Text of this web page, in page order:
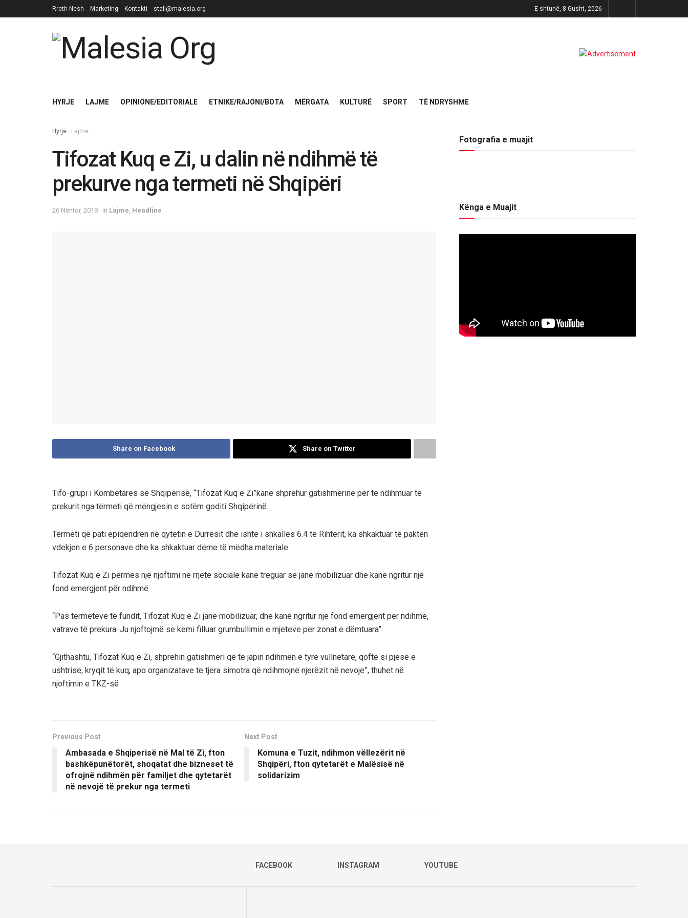
Rreth Nesh Marketing Kontakti stafi@malesia.org E shtunë, 8 Gusht, 2026
HYRJE LAJME OPINIONE/EDITORIALE ETNIKE/RAJONI/BOTA MËRGATA KULTURË SPORT TË NDRYSHME
Hyrje Lajme
Tifozat Kuq e Zi, u dalin në ndihmë të
prekurve nga termeti në Shqipëri
26 Nëntor, 2019 in Lajme Headline
Share on Facebook Share on Twitter
Tifo-grupi i Kombëtares së Shqipërisë, “Tifozat Kuq e Zi”kanë shprehur gatishmërinë për të ndihmuar të
prekurit nga tërmeti që mëngjesin e sotëm goditi Shqipërinë.
Tërmeti që pati epiqendrën në qytetin e Durrësit dhe ishte i shkallës 6.4 të Rihterit, ka shkaktuar të paktën
vdekjen e 6 personave dhe ka shkaktuar dëme të mëdha materiale.
Tifozat Kuq e Zi përmes një njoftimi në rrjete sociale kanë treguar se janë mobilizuar dhe kanë ngritur një
fond emergjent për ndihmë.
“Pas tërmeteve të fundit, Tifozat Kuq e Zi janë mobilizuar, dhe kanë ngritur një fond emergjent për ndihmë,
vatrave të prekura. Ju njoftojmë se kemi filluar grumbullimin e mjeteve për zonat e dëmtuara”.
“Gjithashtu, Tifozat Kuq e Zi, shprehin gatishmëri që të japin ndihmën e tyre vullnetare, qoftë si pjesë e
ushtrisë, kryqit të kuq, apo organizatave të tjera simotra që ndihmojnë njerëzit në nevojë”, thuhet në
njoftimin e TKZ-së
Previous Post
Ambasada e Shqiperisë në Mal të Zi, fton
bashkëpunëtorët, shoqatat dhe bizneset të
ofrojnë ndihmën për familjet dhe qytetarët
në nevojë të prekur nga termeti
Next Post
Komuna e Tuzit, ndihmon vëllezërit në
Shqipëri, fton qytetarët e Malësisë në
solidarizim
Fotografia e muajit
Kënga e Muajit
FACEBOOK INSTAGRAM YOUTUBE